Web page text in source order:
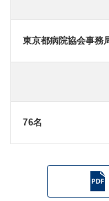
東京都病院協会事務
76名